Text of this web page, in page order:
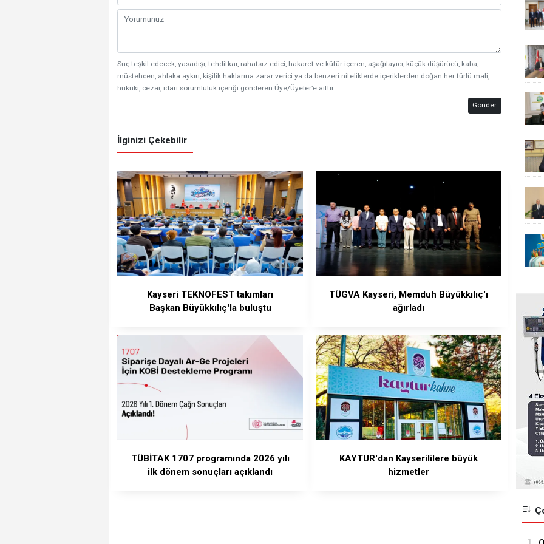
Suç teşkil edecek, yasadışı, tehditkar, rahatsız edici, hakaret ve küfür içeren, aşağılayıcı, küçük düşürücü, kaba,
müstehcen, ahlaka aykırı, kişilik haklarına zarar verici ya da benzeri niteliklerde içeriklerden doğan her türlü mali,
hukuki, cezai, idari sorumluluk içeriği gönderen Üye/Üyeler’e aittir.
Gönder
İlginizi Çekebilir
Kayseri TEKNOFEST takımları
Başkan Büyükkılıç'la buluştu
TÜGVA Kayseri, Memduh Büyükkılıç'ı
ağırladı
TÜBİTAK 1707 programında 2026 yılı
ilk dönem sonuçları açıklandı
KAYTUR'dan Kayserililere büyük
hizmetler